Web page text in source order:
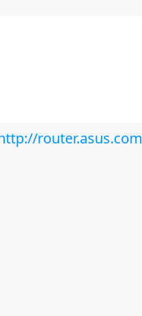
router.asus.com